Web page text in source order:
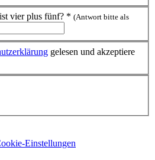
vier plus fünf? * (Antwort bitte als
gelesen und akzeptiere
Einstellungen